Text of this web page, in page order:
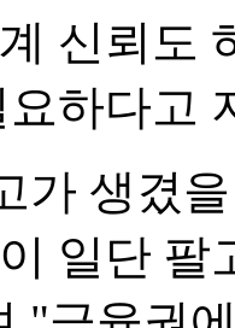
신뢰도
하다고
가 생겼
일단